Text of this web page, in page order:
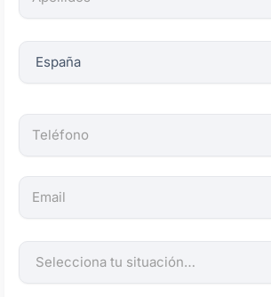
obligatorios.